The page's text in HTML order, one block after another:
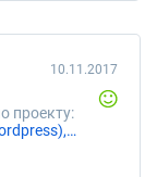
проекту:
«Повысить скорость загрузки сайта (wordpress), почистить и оптимизировать»
10.11.2017